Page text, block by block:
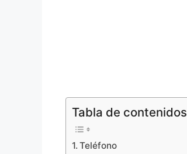
Tabla de contenidos
Teléfono